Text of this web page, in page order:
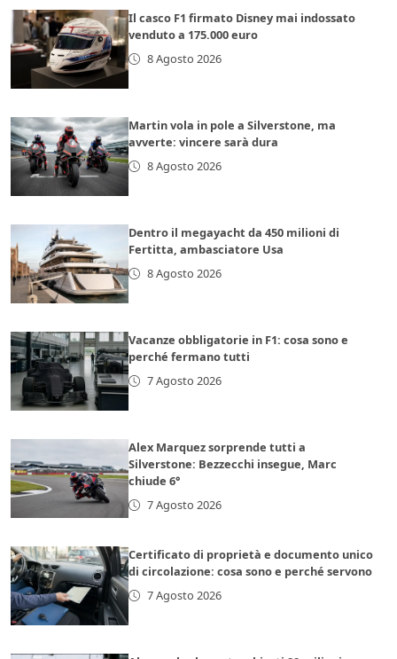
Il casco F1 firmato Disney mai indossato
venduto a 175.000 euro
8 Agosto 2026
Martin vola in pole a Silverstone, ma
avverte: vincere sarà dura
8 Agosto 2026
Dentro il megayacht da 450 milioni di
Fertitta, ambasciatore Usa
8 Agosto 2026
Vacanze obbligatorie in F1: cosa sono e
perché fermano tutti
7 Agosto 2026
Alex Marquez sorprende tutti a
Silverstone: Bezzecchi insegue, Marc
chiude 6°
7 Agosto 2026
Certificato di proprietà e documento unico
di circolazione: cosa sono e perché servono
7 Agosto 2026